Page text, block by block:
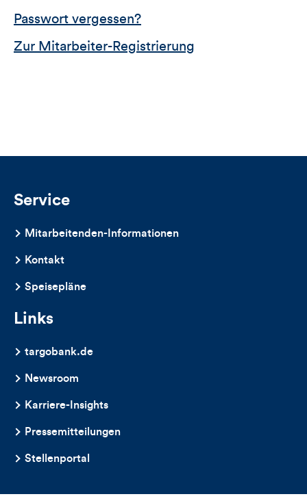
Passwort vergessen?
Zur Mitarbeiter-Registrierung
Service
Mitarbeitenden-Informationen
Kontakt
Speisepläne
Links
targobank.de
Newsroom
Karriere-Insights
Pressemitteilungen
Stellenportal